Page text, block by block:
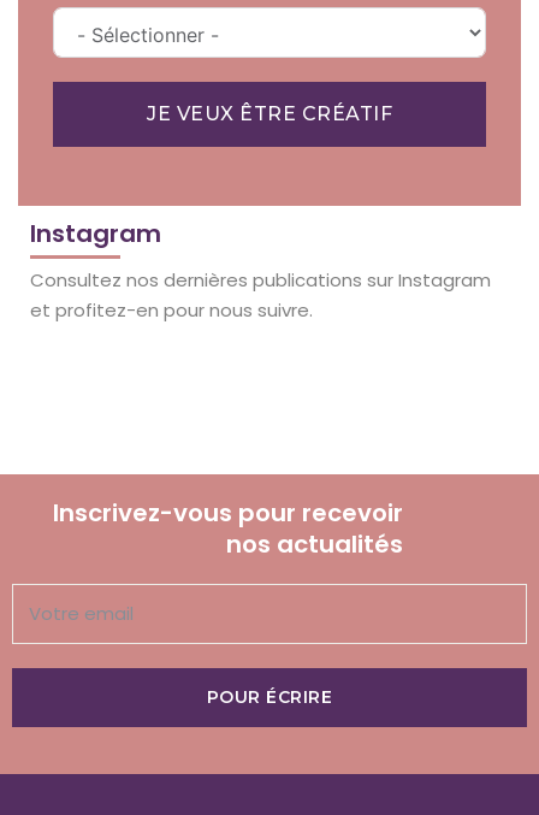
JE VEUX ÊTRE CRÉATIF
Instagram
Consultez nos dernières publications sur Instagram
et profitez-en pour nous suivre.
Inscrivez-vous pour recevoir
nos actualités
POUR ÉCRIRE